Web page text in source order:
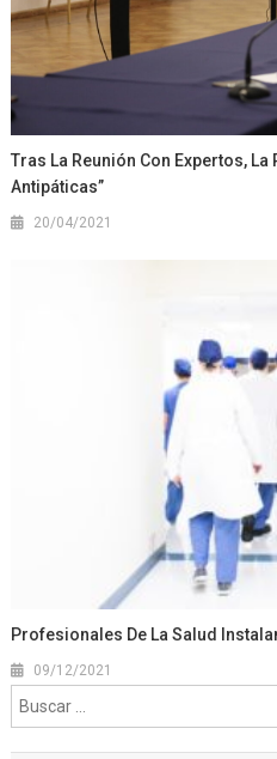
Tras La Reunión Con Expertos,
Antipáticas”
20/04/2021
Profesionales De La Salud
09/12/2021